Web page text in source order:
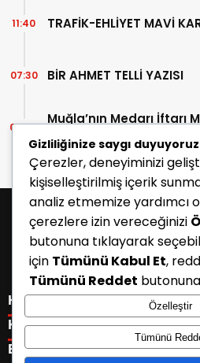
TRAFİK-EHLİYET MAVİ
11:40
BİR AHMET TELLİ YAZISI
07:30
Muğla’nın Medarı İftarı
İçinde “Milas” geçen
06:45
KATEGORİLER
Menü seçimi yapın. WP-ADMIN →
sayfasından menü eşleştirmesi
KISAYOLLAR
Menü seçimi yapın. WP-ADMIN →
E-BÜLTEN
Gizliliğinize saygı duyuyoruz
Çerezler, deneyiminizi
kişiselleştirilmiş içerik
analiz etmemize yardımcı
çerezlere izin vereceğinizi
butonuna tıklayarak
için Tümünü Kabul Et,
Tümünü Reddet butonuna
Özelleştir
Tümünü